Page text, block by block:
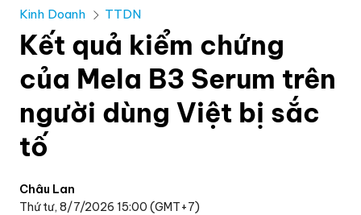
Kinh Doanh TTDN
Kết quả kiểm chứng
của Mela B3 Serum trên
người dùng Việt bị sắc
tố
Châu Lan
Thứ tư, 8/7/2026 15:00 (GMT+7)